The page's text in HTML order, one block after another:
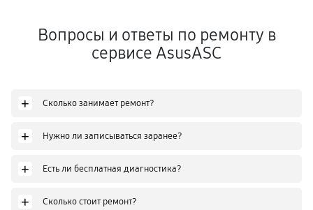
Вопросы и ответы по ремонту в
сервисе AsusASC
+ Сколько занимает ремонт?
+ Нужно ли записываться заранее?
+ Есть ли бесплатная диагностика?
+ Сколько стоит ремонт?